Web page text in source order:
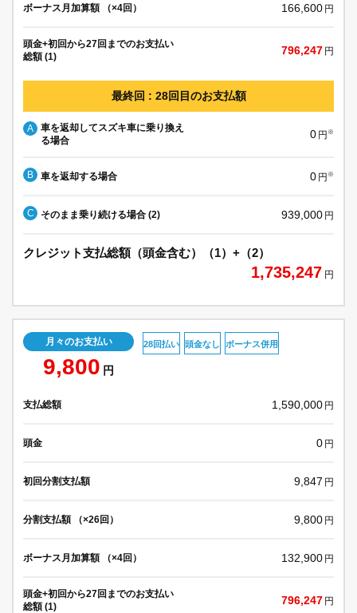
ボーナス月加算額 （×4回） 166,600 円
頭金+初回から27回までのお支払い
総額 (1)
796,247 円
最終回 : 28回目のお支払額
A
車を返却してスズキ車に乗り換え
る場合
0 円 ※
B 車を返却する場合 0 円 ※
C そのまま乗り続ける場合 (2) 939,000 円
クレジット支払総額（頭金含む）（1）+（2）
1,735,247 円
月々のお支払い
9,800 円
28回払い 頭金なし ボーナス併用
支払総額 1,590,000 円
頭金 0 円
初回分割支払額 9,847 円
分割支払額 （×26回） 9,800 円
ボーナス月加算額 （×4回） 132,900 円
頭金+初回から27回までのお支払い
総額 (1)
796,247 円